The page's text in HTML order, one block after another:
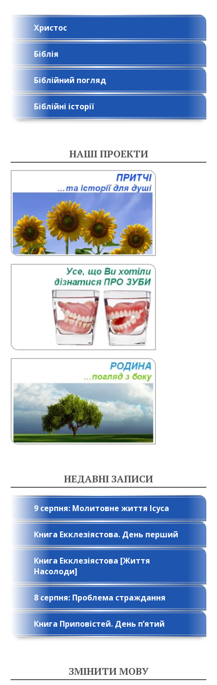
Христос
Біблія
Біблійний погляд
Біблійні історії
НАШІ ПРОЕКТИ
НЕДАВНІ ЗАПИСИ
9 серпня: Молитовне життя Ісуса
Книга Екклезіястова. День перший
Книга Екклезіястова [Життя
Насолоди]
8 серпня: Проблема страждання
Книга Приповістей. День п’ятий
ЗМІНИТИ МОВУ